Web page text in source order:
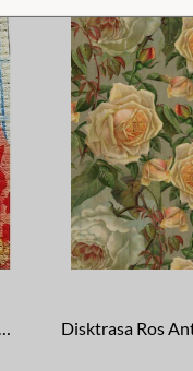
Birgitta Lindeblad Disktrasa Ros